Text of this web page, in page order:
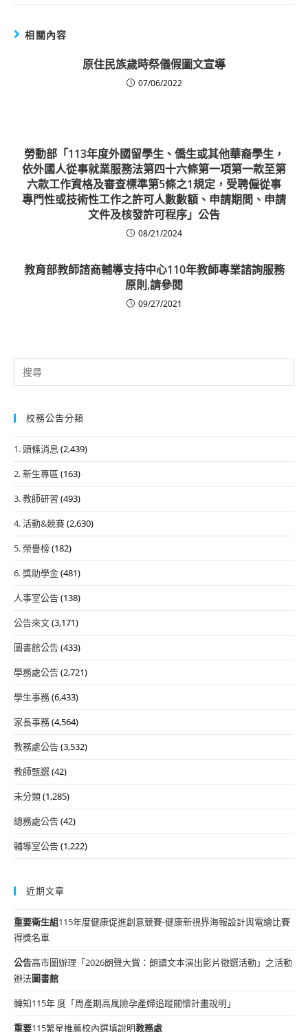
相關內容
原住民族歲時祭儀假圖文宣導
07/06/2022
勞動部「113年度外國留學生、僑生或其他華裔學生，
依外國人從事就業服務法第四十六條第一項第一款至第
六款工作資格及審查標準第5條之1規定，受聘僱從事
專門性或技術性工作之許可人數數額、申請期間、申請
文件及核發許可程序」公告
08/21/2024
教育部教師諮商輔導支持中心110年教師專業諮詢服務
原則,請參閱
09/27/2021
Search
for:
校務公告分類
1. 頭條消息 (2,439)
2. 新生專區 (163)
3. 教師研習 (493)
4. 活動&競賽(2,630)
5. 榮譽榜(182)
6. 獎助學金(481)
人事室公告(138)
公告來文(3,171)
圖書館公告(433)
學務處公告(2,721)
學生事務(6,433)
家長事務(4,564)
教務處公告(3,532)
教師甄選(42)
未分類(1,285)
總務處公告(42)
輔導室公告(1,222)
近期文章
重要衛生組115年度健康促進創意競賽-健康新視界海報設計與電繪比賽
得獎名單
公告高市圖辦理「2026朗聲大賞：朗讀文本演出影片徵選活動」之活動
辦法圖書館
轉知115年 度「周產期高風險孕產婦追蹤關懷計畫說明」
重要115繁星推薦校內選填說明教務處